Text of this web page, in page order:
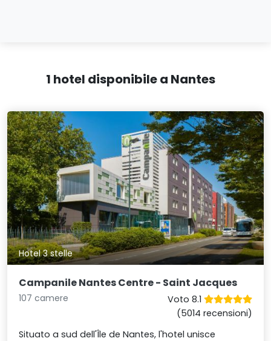
1 hotel disponibile a Nantes
Hotel 3 stelle
Campanile Nantes Centre - Saint Jacques
107 camere
Voto 8.1
(5014 recensioni)
Situato a sud dell'Île de Nantes, l'hotel unisce